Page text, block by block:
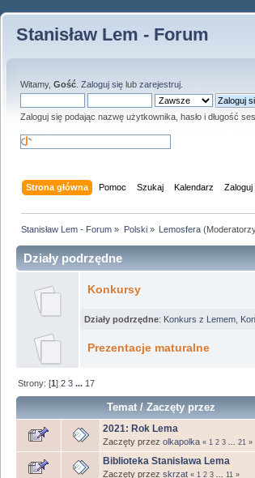
Stanisław Lem - Forum
Witamy, Gość Zaloguj się lub zarejestruj
Zaloguj się podając nazwę użytkownika, hasło i długość
Strona główna Pomoc Szukaj Kalendarz Zaloguj
Stanisław Lem - Forum » Polski» Lemosfera
Działy podrzędne
Konkursy
Działy podrzędne: Konkurs z Lemem
Prezentacje maturalne
Strony: [1]2 3 ... 17
Temat/Zaczęty przez
2021: Rok Lema
Zaczęty przez olkapolka « 1 2 3 ... 21 »
Biblioteka Stanisława Lema
Zaczęty przez skrzat « 1 2 3 ... 11 »